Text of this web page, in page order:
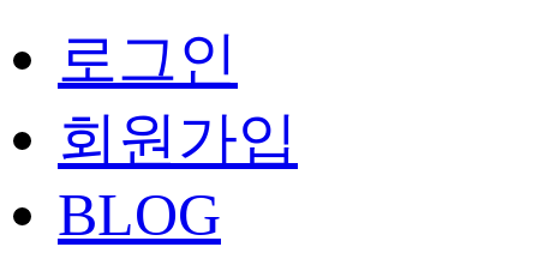
로그인
회원가입
BLOG